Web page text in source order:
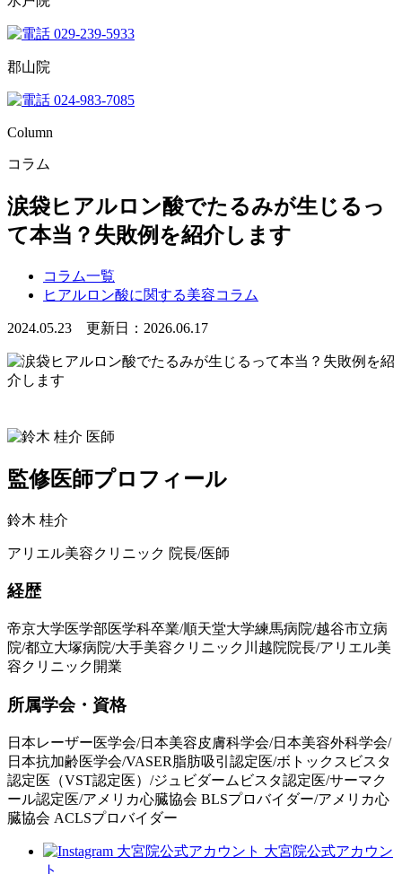
029-239-5933
郡山院
024-983-7085
Column
コラム
涙袋ヒアルロン酸でたるみが生じるっ
て本当？失敗例を紹介します
コラム一覧
ヒアルロン酸に関する美容コラム
2024.05.23 更新日：2026.06.17
監修医師プロフィール
鈴木 桂介
アリエル美容クリニック 院長/医師
経歴
帝京大学医学部医学科卒業/順天堂大学練馬病院/越谷市立病
院/都立大塚病院/大手美容クリニック川越院院長/アリエル美
容クリニック開業
所属学会・資格
日本レーザー医学会/日本美容皮膚科学会/日本美容外科学会/
日本抗加齢医学会/VASER脂肪吸引認定医/ボトックスビスタ
認定医（VST認定医）/ジュビダームビスタ認定医/サーマク
ール認定医/アメリカ心臓協会 BLSプロバイダー/アメリカ心
臓協会 ACLSプロバイダー
大宮院公式アカウン
ト